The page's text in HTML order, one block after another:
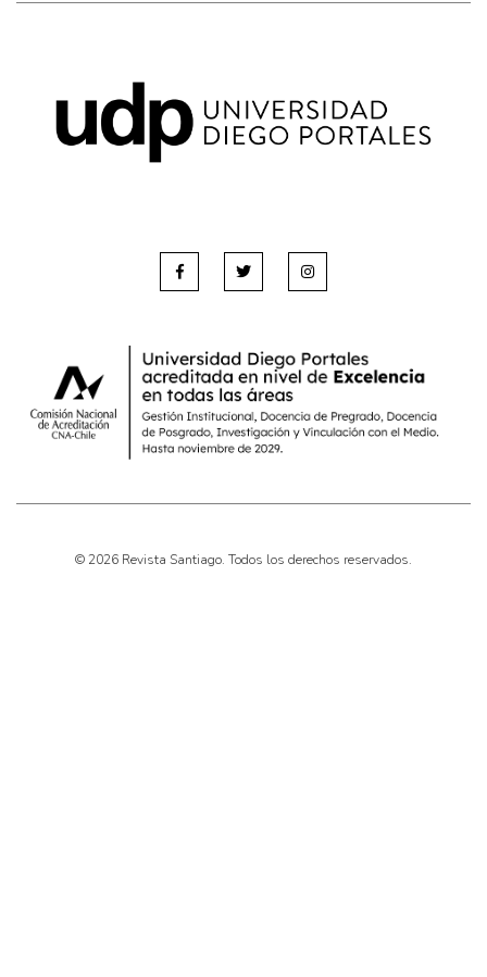
© 2026 Revista Santiago. Todos los derechos reservados.